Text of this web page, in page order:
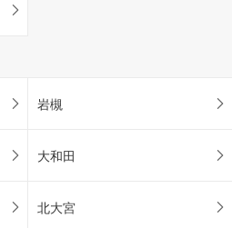
岩槻
大和田
北大宮